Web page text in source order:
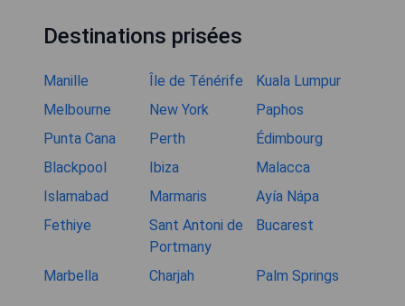
Destinations prisées
Manille Île de Ténérife
Kuala Lumpur
Melbourne
New York
Paphos
Punta Cana
Perth
Édimbourg
Blackpool
Ibiza
Malacca
Islamabad
Marmaris
Ayía Nápa
Fethiye
Sant Antoni de
Portmany
Bucarest
Marbella Charjah Palm Springs